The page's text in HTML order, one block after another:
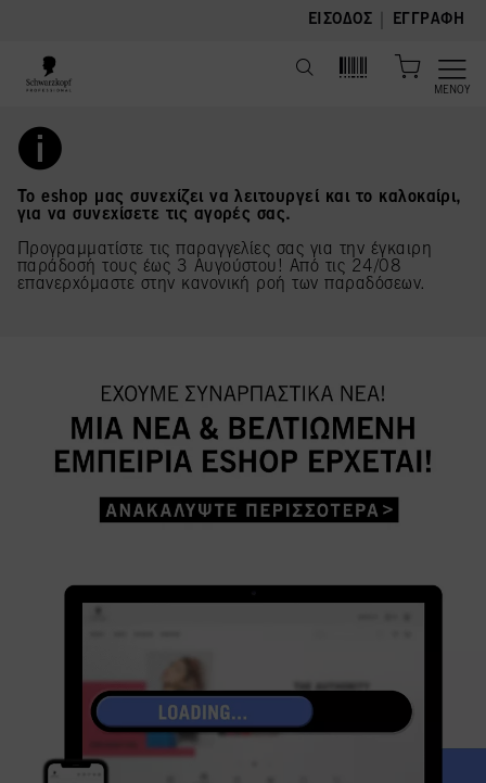
ΕΊΣΟΔΟΣ ΕΓΓΡΑΦΉ
ΜΕΝΟΎ
Το eshop μας συνεχίζει να λειτουργεί και το καλοκαίρι,
για να συνεχίσετε τις αγορές σας.
Προγραμματίστε τις παραγγελίες σας για την έγκαιρη
παράδοσή τους έως 3 Αυγούστου! Από τις 24/08
επανερχόμαστε στην κανονική ροή των παραδόσεων.